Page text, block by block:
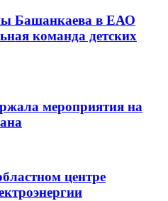
Башанкаева в ЕАО
команда детских
мероприятия на
центре